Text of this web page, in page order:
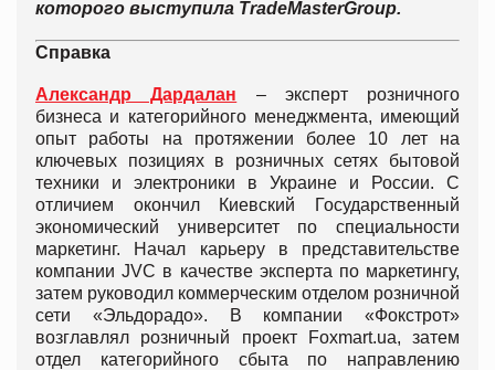
которого выступила TradeMasterGroup.
Справка
Александр Дардалан – эксперт розничного
бизнеса и категорийного менеджмента, имеющий
опыт работы на протяжении более 10 лет на
ключевых позициях в розничных сетях бытовой
техники и электроники в Украине и России. С
отличием окончил Киевский Государственный
экономический университет по специальности
маркетинг. Начал карьеру в представительстве
компании JVC в качестве эксперта по маркетингу,
затем руководил коммерческим отделом розничной
сети «Эльдорадо». В компании «Фокстрот»
возглавлял розничный проект Foxmart.ua, затем
отдел категорийного сбыта по направлению